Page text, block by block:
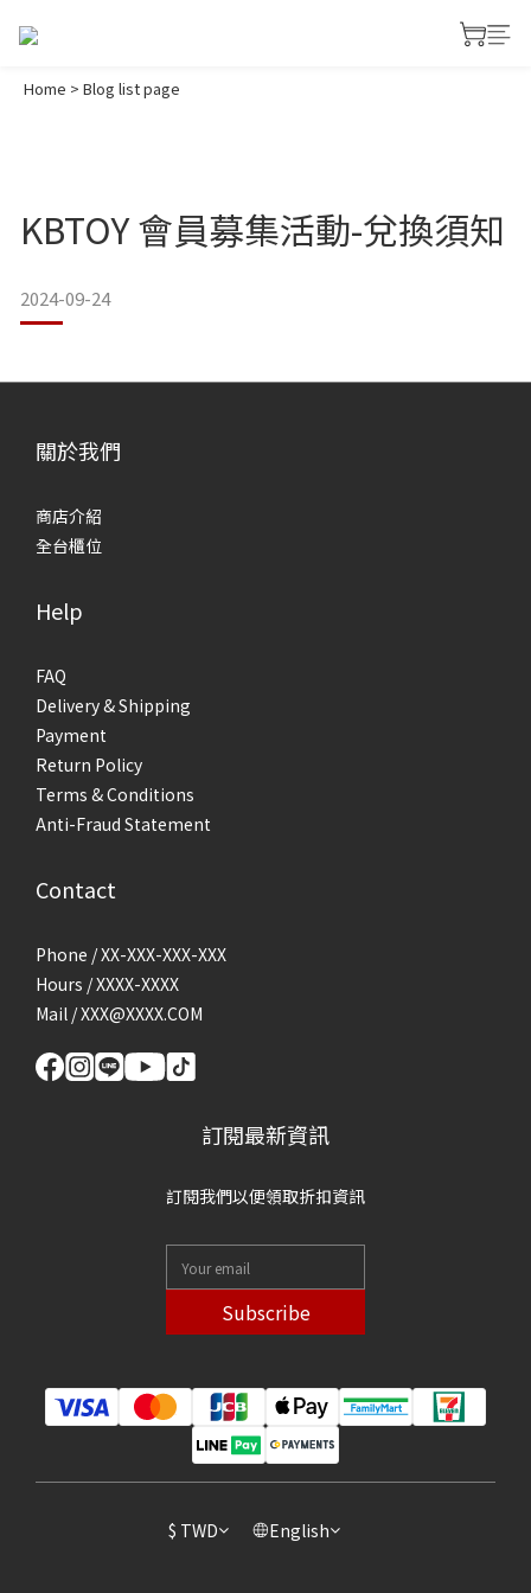
Home > Blog list page
KBTOY 會員募集活動-兌換須知
2024-09-24
關於我們
商店介紹
全台櫃位
Help
FAQ
Delivery & Shipping
Payment
Return Policy
Terms & Conditions
Anti-Fraud Statement
Contact
Phone / XX-XXX-XXX-XXX
Hours / XXXX-XXXX
Mail / XXX@XXXX.COM
訂閱最新資訊
訂閱我們以便領取折扣資訊
Subscribe
$ TWD English